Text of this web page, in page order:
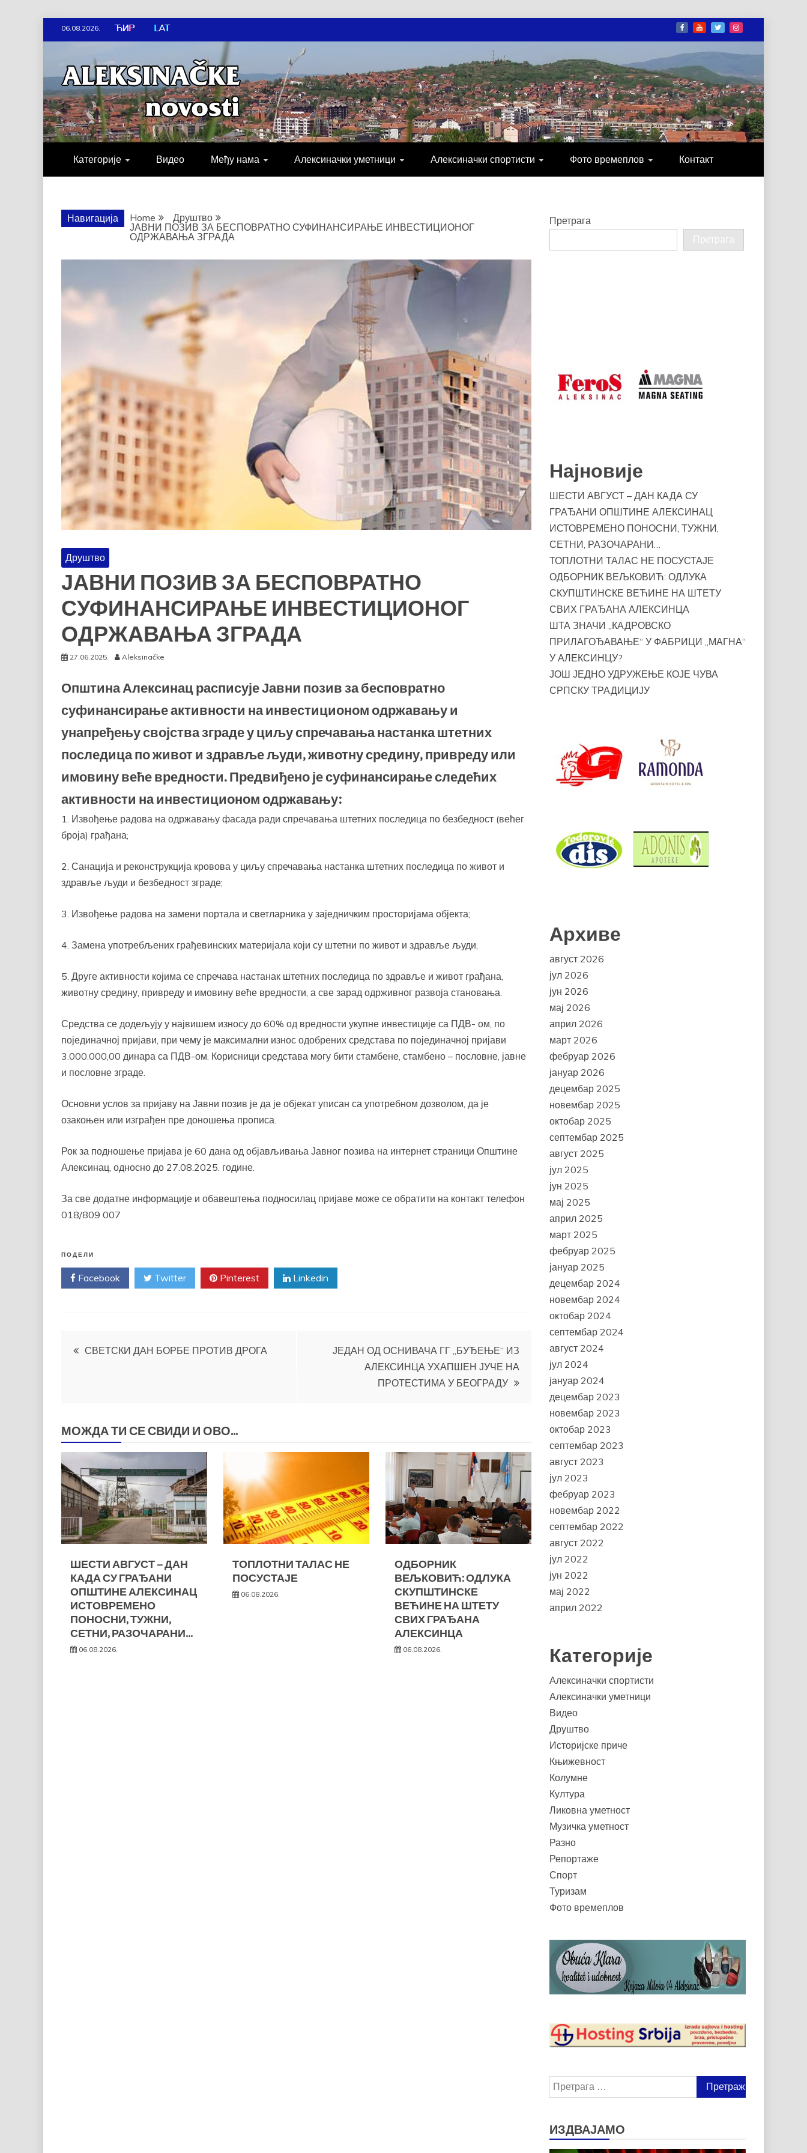
to
06.08.2026.
АЛЕКСИНАЧКЕ НОВОСТИ
ДРУШТВО, КУЛТУРА, ЕКОНОМИЈА, СПОРТ, ПОСЛОВНИ ИМЕНИК, ХРОНИКА, ЗАБАВА…
Категорије Видео Међу нама Алексиначки уметници Алексиначки спортисти Фото времеплов Контакт
Навигација Home
Друштво
ЈАВНИ ПОЗИВ ЗА БЕСПОВРАТНО СУФИНАНСИРАЊЕ ИНВЕСТИЦИОНОГ
ОДРЖАВАЊА ЗГРАДА
Друштво
ЈАВНИ ПОЗИВ ЗА БЕСПОВРАТНО
СУФИНАНСИРАЊЕ ИНВЕСТИЦИОНОГ
ОДРЖАВАЊА ЗГРАДА
27.06.2025. Aleksinačke
Општина Алексинац расписује Јавни позив за бесповратно
суфинансирање активности на инвестиционом одржавању и
унапређењу својства зграде у циљу спречавања настанка штетних
последица по живот и здравље људи, животну средину, привреду или
имовину веће вредности. Предвиђено је суфинансирање следећих
активности на инвестиционом одржавању:
1. Извођење радова на одржавању фасада ради спречавања штетних последица по безбедност (већег
броја) грађана;
2. Санација и реконструкција кровова у циљу спречавања настанка штетних последица по живот и
здравље људи и безбедност зграде;
3. Извођење радова на замени портала и светларника у заједничким просторијама објекта;
4. Замена употребљених грађевинских материјала који су штетни по живот и здравље људи;
5. Друге активности којима се спречава настанак штетних последица по здравље и живот грађана,
животну средину, привреду и имовину веће вредности, а све зарад одрживног развоја становања.
Средства се додељују у највишем износу до 60% од вредности укупне инвестиције са ПДВ- ом, по
појединачној пријави, при чему је максимални износ одобрених средстава по појединачној пријави
3.000.000,00 динара са ПДВ-ом. Корисници средстава могу бити стамбене, стамбено – пословне, јавне
и пословне зграде.
Основни услов за пријаву на Јавни позив је да је објекат уписан са употребном дозволом, да је
озакоњен или изграђен пре доношења прописа.
Рок за подношење пријава је 60 дана од објављивања Јавног позива на интернет страници Општине
Алексинац, односно до 27.08.2025. године.
За све додатне информације и обавештења подносилац пријаве може се обратити на контакт телефон
018/809 007
ПОДЕЛИ
Facebook Twitter Pinterest Linkedin
Кретање
СВЕТСКИ ДАН БОРБЕ ПРОТИВ ДРОГА
ЈЕДАН ОД ОСНИВАЧА ГГ „БУЂЕЊЕ“ ИЗ
АЛЕКСИНЦА УХАПШЕН ЈУЧЕ НА
ПРОТЕСТИМА У БЕОГРАДУ
МОЖДА ТИ СЕ СВИДИ И ОВО...
ШЕСТИ АВГУСТ – ДАН
КАДА СУ ГРАЂАНИ
ОПШТИНЕ АЛЕКСИНАЦ
ИСТОВРЕМЕНО
ПОНОСНИ, ТУЖНИ,
СЕТНИ, РАЗОЧАРАНИ…
06.08.2026.
ТОПЛОТНИ ТАЛАС НЕ
ПОСУСТАЈЕ
06.08.2026.
ОДБОРНИК
ВЕЉКОВИЋ: ОДЛУКА
СКУПШТИНСКЕ
ВЕЋИНЕ НА ШТЕТУ
СВИХ ГРАЂАНА
АЛЕКСИНЦА
06.08.2026.
Претрага
Претрага
Најновије
ШЕСТИ АВГУСТ – ДАН КАДА СУ
ГРАЂАНИ ОПШТИНЕ АЛЕКСИНАЦ
ИСТОВРЕМЕНО ПОНОСНИ, ТУЖНИ,
СЕТНИ, РАЗОЧАРАНИ…
ТОПЛОТНИ ТАЛАС НЕ ПОСУСТАЈЕ
ОДБОРНИК ВЕЉКОВИЋ: ОДЛУКА
СКУПШТИНСКЕ ВЕЋИНЕ НА ШТЕТУ
СВИХ ГРАЂАНА АЛЕКСИНЦА
ШТА ЗНАЧИ „КАДРОВСКО
ПРИЛАГОЂАВАЊЕ“ У ФАБРИЦИ „МАГНА“
У АЛЕКСИНЦУ?
ЈОШ ЈЕДНО УДРУЖЕЊЕ КОЈЕ ЧУВА
СРПСКУ ТРАДИЦИЈУ
Архиве
август 2026
јул 2026
јун 2026
мај 2026
април 2026
март 2026
фебруар 2026
јануар 2026
децембар 2025
новембар 2025
октобар 2025
септембар 2025
август 2025
јул 2025
јун 2025
мај 2025
април 2025
март 2025
фебруар 2025
јануар 2025
децембар 2024
новембар 2024
октобар 2024
септембар 2024
август 2024
јул 2024
јануар 2024
децембар 2023
новембар 2023
октобар 2023
септембар 2023
август 2023
јул 2023
фебруар 2023
новембар 2022
септембар 2022
август 2022
јул 2022
јун 2022
мај 2022
април 2022
Категорије
Алексиначки спортисти
Алексиначки уметници
Видео
Друштво
Историјске приче
Књижевност
Колумне
Култура
Ликовна уметност
Музичка уметност
Разно
Репортаже
Спорт
Туризам
Фото времеплов
Претрага
за:
ИЗДВАЈАМО